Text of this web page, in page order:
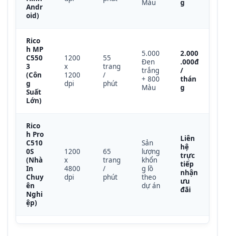
Andr
oid)
Màu
g
Rico
h MP
C550
3
(Côn
g
Suất
Lớn)
1200
x
1200
dpi
55
trang
/
phút
5.000
Đen
trắng
+ 800
Màu
2.000
.000đ
/
thán
g
Rico
h Pro
C510
0S
(Nhà
In
Chuy
ên
Nghi
ệp)
1200
x
4800
dpi
65
trang
/
phút
Sản
lượng
khổn
g lồ
theo
dự án
Liên
hệ
trực
tiếp
nhận
ưu
đãi